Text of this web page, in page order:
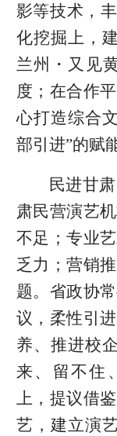
影等技术，
化挖掘上，
兰州・又见
度；在合作
心打造综合
部引进”的赋
民进甘
肃民营演艺
不足；专业
乏力；营销
题。省政协
议，柔性引
养、推进校
来、留不住
上，提议借
艺，建立演